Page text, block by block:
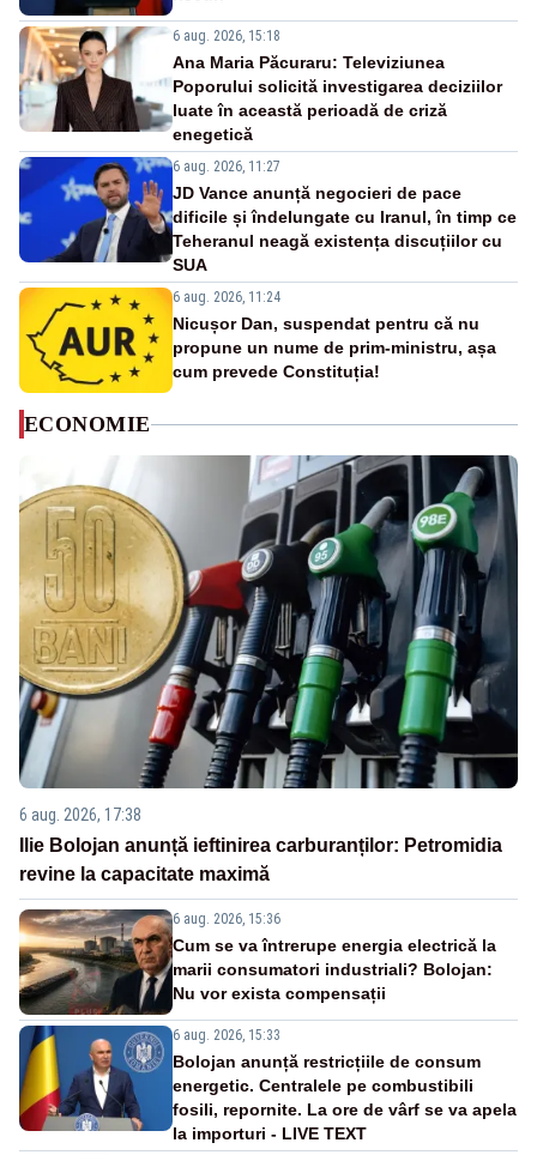
6 aug. 2026, 15:18
Ana Maria Păcuraru: Televiziunea
Poporului solicită investigarea deciziilor
luate în această perioadă de criză
enegetică
6 aug. 2026, 11:27
JD Vance anunță negocieri de pace
dificile și îndelungate cu Iranul, în timp ce
Teheranul neagă existența discuțiilor cu
SUA
6 aug. 2026, 11:24
Nicușor Dan, suspendat pentru că nu
propune un nume de prim-ministru, așa
cum prevede Constituția!
ECONOMIE
6 aug. 2026, 17:38
Ilie Bolojan anunță ieftinirea carburanților: Petromidia
revine la capacitate maximă
6 aug. 2026, 15:36
Cum se va întrerupe energia electrică la
marii consumatori industriali? Bolojan:
Nu vor exista compensații
6 aug. 2026, 15:33
Bolojan anunță restricțiile de consum
energetic. Centralele pe combustibili
fosili, repornite. La ore de vârf se va apela
la importuri - LIVE TEXT